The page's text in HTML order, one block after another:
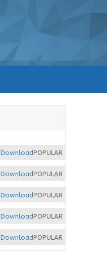
POPULAR
Download
POPULAR
Download
POPULAR
Download
POPULAR
Download
POPULAR
Download